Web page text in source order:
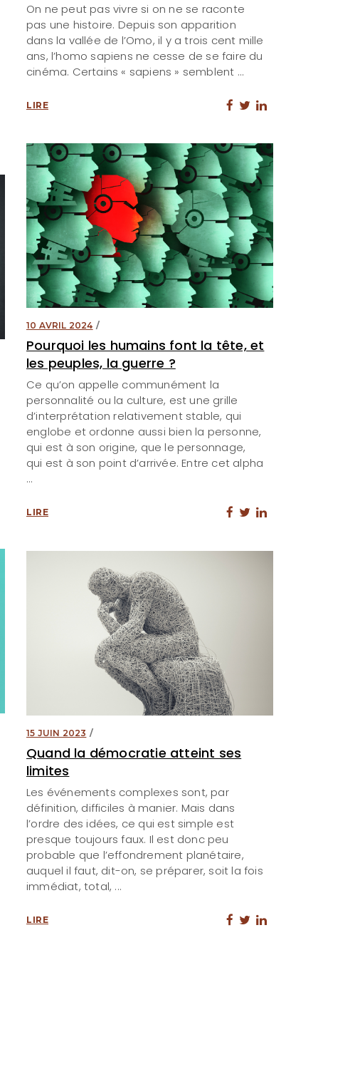
On ne peut pas vivre si on ne se raconte
pas une histoire. Depuis son apparition
dans la vallée de l’Omo, il y a trois cent mille
ans, l’homo sapiens ne cesse de se faire du
cinéma. Certains « sapiens » semblent
LIRE
10 AVRIL 2024
Pourquoi les humains font la tête, et
les peuples, la guerre ?
Ce qu’on appelle communément la
personnalité ou la culture, est une grille
d’interprétation relativement stable, qui
englobe et ordonne aussi bien la personne,
qui est à son origine, que le personnage,
qui est à son point d’arrivée. Entre cet alpha
LIRE
15 JUIN 2023
Quand la démocratie atteint ses
limites
Les événements complexes sont, par
définition, difficiles à manier. Mais dans
l’ordre des idées, ce qui est simple est
presque toujours faux. Il est donc peu
probable que l’effondrement planétaire,
auquel il faut, dit-on, se préparer, soit la fois
immédiat, total,
LIRE